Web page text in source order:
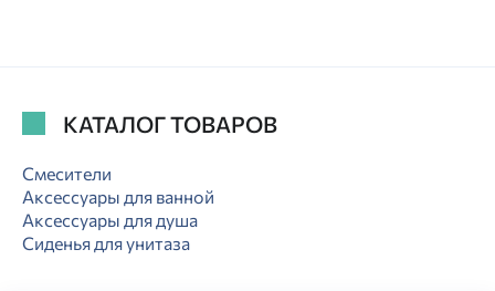
КАТАЛОГ ТОВАРОВ
Смесители
Аксессуары для ванной
Аксессуары для душа
Сиденья для унитаза